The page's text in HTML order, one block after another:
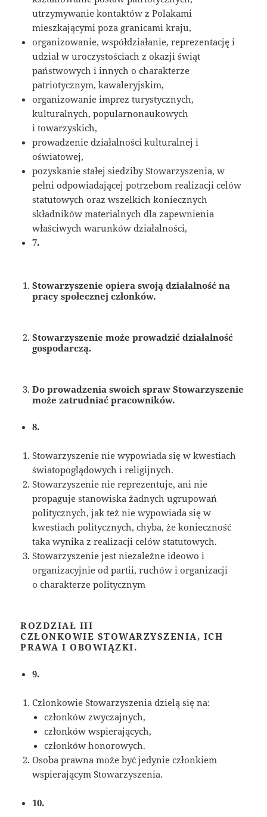
utrzymywanie kontaktów z Polakami
mieszkającymi poza granicami kraju,
organizowanie, współdziałanie, reprezentację i
udział w uroczystościach z okazji świąt
państwowych i innych o charakterze
patriotycznym, kawaleryjskim,
organizowanie imprez turystycznych,
kulturalnych, popularnonaukowych
i towarzyskich,
prowadzenie działalności kulturalnej i
oświatowej,
pozyskanie stałej siedziby Stowarzyszenia, w
pełni odpowiadającej potrzebom realizacji celów
statutowych oraz wszelkich koniecznych
składników materialnych dla zapewnienia
właściwych warunków działalności,
7.
Stowarzyszenie opiera swoją działalność na
pracy społecznej członków.
Stowarzyszenie może prowadzić działalność
gospodarczą.
Do prowadzenia swoich spraw Stowarzyszenie
może zatrudniać pracowników.
8.
Stowarzyszenie nie wypowiada się w kwestiach
światopoglądowych i religijnych.
Stowarzyszenie nie reprezentuje, ani nie
propaguje stanowiska żadnych ugrupowań
politycznych, jak też nie wypowiada się w
kwestiach politycznych, chyba, że konieczność
taka wynika z realizacji celów statutowych.
Stowarzyszenie jest niezależne ideowo i
organizacyjnie od partii, ruchów i organizacji
o charakterze politycznym
ROZDZIAŁ III
CZŁONKOWIE STOWARZYSZENIA, ICH
PRAWA I OBOWIĄZKI.
9.
Członkowie Stowarzyszenia dzielą się na:
członków zwyczajnych,
członków wspierających,
członków honorowych.
Osoba prawna może być jedynie członkiem
wspierającym Stowarzyszenia.
10.